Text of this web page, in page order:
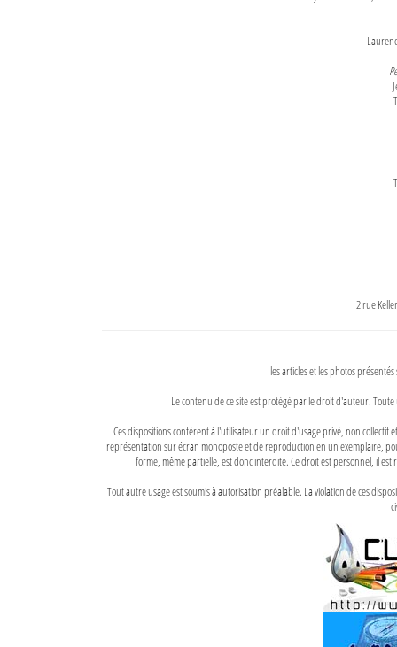
2 rue
les articles et les photos
Le contenu de ce site est protégé par le droit d'auteur.
Ces dispositions confèrent à l'utilisateur un droit d'usage privé, non
représentation sur écran monoposte et de reproduction en un exemplaire,
forme, même partielle, est donc interdite. Ce droit est personnel, il
Tout autre usage est soumis à autorisation préalable. La violation de ces